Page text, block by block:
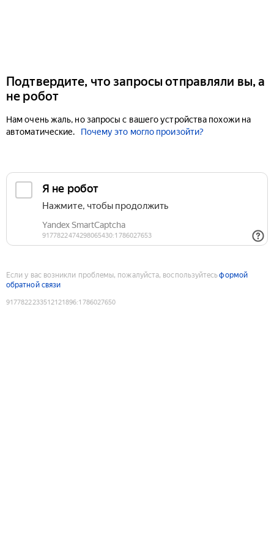
Подтвердите, что запросы отправляли вы, а
не робот
Нам очень жаль, но запросы с вашего устройства похожи на
автоматические.
Почему это могло произойти?
Если у вас возникли проблемы, пожалуйста, воспользуйтесьформой
обратной связи
9177822233512121896:1786027650